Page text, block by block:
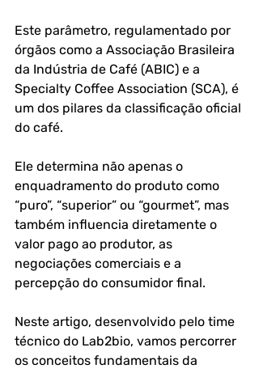
Este parâmetro, regulamentado por
órgãos como a Associação Brasileira
da Indústria de Café (ABIC) e a
Specialty Coffee Association (SCA), é
um dos pilares da classificação oficial
do café.
Ele determina não apenas o
enquadramento do produto como
“puro”, “superior” ou “gourmet”, mas
também influencia diretamente o
valor pago ao produtor, as
negociações comerciais e a
percepção do consumidor final.
Neste artigo, desenvolvido pelo time
técnico do Lab2bio, vamos percorrer
os conceitos fundamentais da